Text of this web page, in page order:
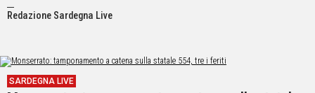
Redazione Sardegna Live
SARDEGNA LIVE